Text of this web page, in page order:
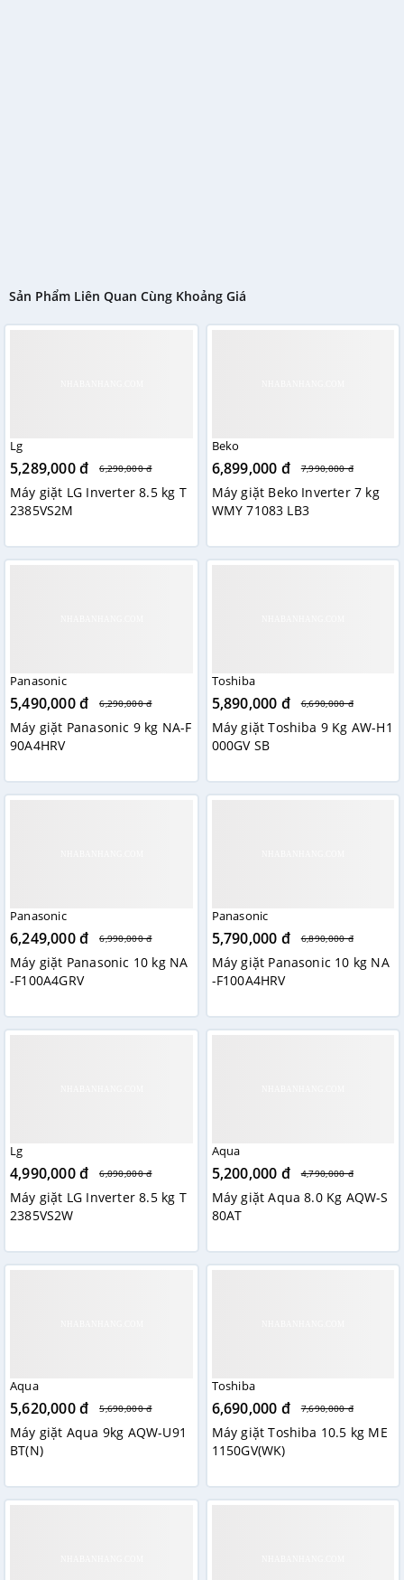
Sản Phẩm Liên Quan Cùng Khoảng Giá
Lg
5,289,000 đ 6,290,000 đ
Máy giặt LG Inverter 8.5 kg T
2385VS2M
Beko
6,899,000 đ 7,990,000 đ
Máy giặt Beko Inverter 7 kg
WMY 71083 LB3
Panasonic
5,490,000 đ 6,290,000 đ
Máy giặt Panasonic 9 kg NA-F
90A4HRV
Toshiba
5,890,000 đ 6,690,000 đ
Máy giặt Toshiba 9 Kg AW-H1
000GV SB
Panasonic
6,249,000 đ 6,990,000 đ
Máy giặt Panasonic 10 kg NA
-F100A4GRV
Panasonic
5,790,000 đ 6,890,000 đ
Máy giặt Panasonic 10 kg NA
-F100A4HRV
Lg
4,990,000 đ 6,090,000 đ
Máy giặt LG Inverter 8.5 kg T
2385VS2W
Aqua
5,200,000 đ 4,790,000 đ
Máy giặt Aqua 8.0 Kg AQW-S
80AT
Aqua
5,620,000 đ 5,690,000 đ
Máy giặt Aqua 9kg AQW-U91
BT(N)
Toshiba
6,690,000 đ 7,690,000 đ
Máy giặt Toshiba 10.5 kg ME
1150GV(WK)